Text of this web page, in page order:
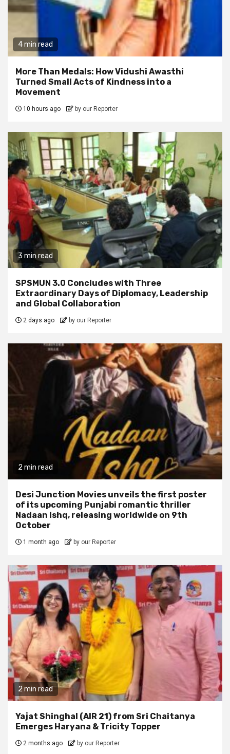
4 min read
More Than Medals: How Vidushi Awasthi
Turned Small Acts of Kindness into a
Movement
10 hours ago by our Reporter
3 min read
SPSMUN 3.0 Concludes with Three
Extraordinary Days of Diplomacy, Leadership
and Global Collaboration
2 days ago by our Reporter
2 min read
Desi Junction Movies unveils the first poster
of its upcoming Punjabi romantic thriller
Nadaan Ishq, releasing worldwide on 9th
October
1 month ago by our Reporter
2 min read
Yajat Shinghal (AIR 21) from Sri Chaitanya
Emerges Haryana & Tricity Topper
2 months ago by our Reporter